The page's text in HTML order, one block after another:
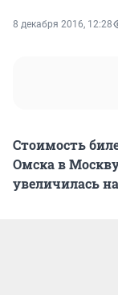
8 декабря 2016, 12:28
Стоимость
Омска в
увеличилась на